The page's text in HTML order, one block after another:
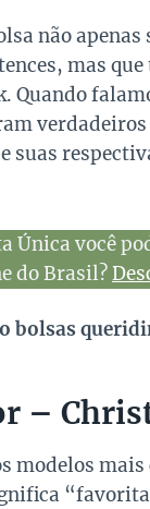
não
mas
Quando
suas
Única você
do Brasil?
bolsas
–
modelos mais